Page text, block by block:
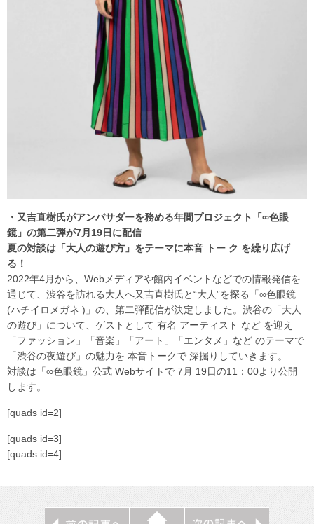
・又吉直樹氏がアンバサダーを務める年間プロジェクト「∞色眼
鏡」の第二弾が7月19日に配信
夏の対談は「大人の遊び方」をテーマに本音 トー ク を繰り広げ
る！
2022年4月から、Webメディアや館内イベントなどでの情報発信を
通じて、渋谷を訪れる大人へ又吉直樹氏と“大人”を探る「∞色眼鏡
(ハチイロメガネ )」の、第二弾配信が決定しました。渋谷の「大人
の遊び」について、ゲストとして 有名 アーティスト など を迎え
「ファッション」「音楽」「アート」「エンタメ」など のテーマで
「渋谷の夜遊び」の魅力を 本音トークで 深掘りしていきます。
対談は「∞色眼鏡」公式 Webサイトで 7月 19日の11：00より公開
します。
[quads id=2]
[quads id=3]
[quads id=4]